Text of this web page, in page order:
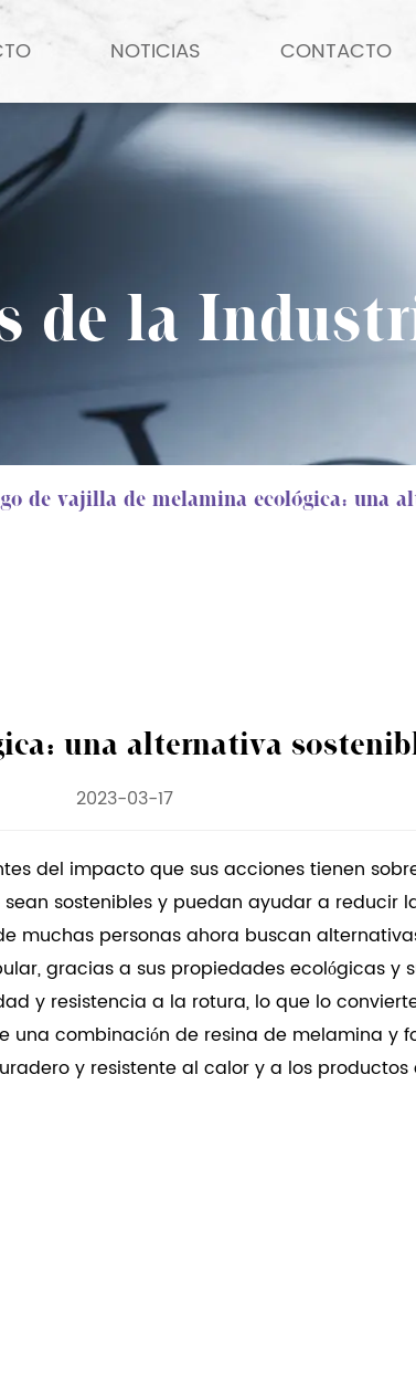
NOTICIAS CONTACTO
de la
de vajilla de melamina ecológica: una
una alternativa
2023-03-17
del impacto que sus acciones tienen
sostenibles y puedan ayudar a reducir
personas ahora buscan
gracias a sus propiedades ecológicas y
y resistencia a la rotura, lo que lo
combinación de resina de melamina y
y resistente al calor y a los